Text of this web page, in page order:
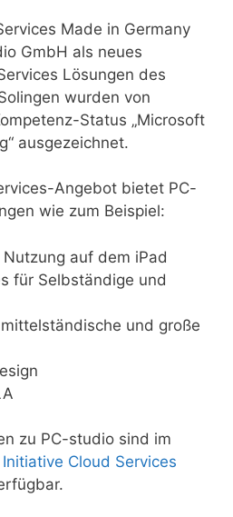
Made in Germany
GmbH als neues
Lösungen des
wurden von
Status „Microsoft
ausgezeichnet.
Angebot bietet PC-
wie zum Beispiel:
auf dem iPad
für Selbständige und
und große
zu PC-studio sind im
Cloud Services